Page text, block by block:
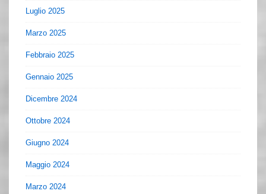
Luglio 2025
Marzo 2025
Febbraio 2025
Gennaio 2025
Dicembre 2024
Ottobre 2024
Giugno 2024
Maggio 2024
Marzo 2024